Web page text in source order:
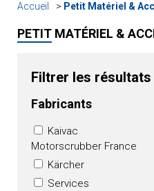
Accueil Petit Matériel &
PETIT MATÉRIEL &
Filtrer les résultats
Fabricants
Kaivac
Motorscrubber France
Kärcher
Services